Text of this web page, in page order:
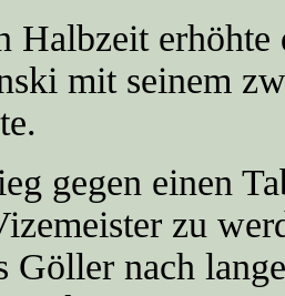
Halbzeit
mit seinem
gegen einen
zu
Göller nach